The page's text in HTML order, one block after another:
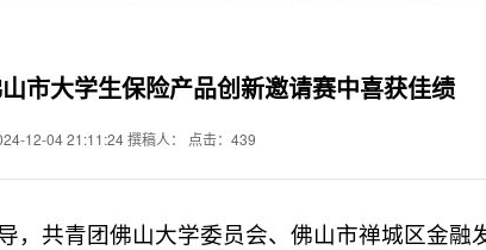
市大学生保险产品创新邀请赛中喜获佳绩
12-04 21:11:24 撰稿人： 点击： 439
，共青团佛山大学委员会、佛山市禅城区金融